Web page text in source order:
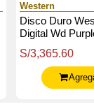
Western
Disco Duro
Digital Wd
3.5", 512Mb
S/3,365.60